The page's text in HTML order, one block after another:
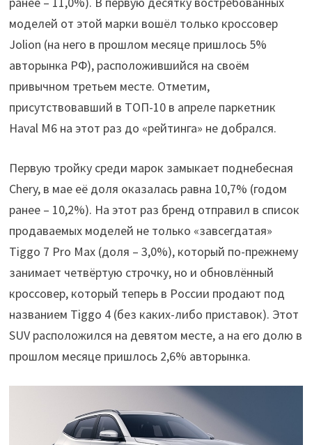
моделей от этой марки вошёл только кроссовер
Jolion (на него в прошлом месяце пришлось 5%
авторынка РФ), расположившийся на своём
привычном третьем месте. Отметим,
присутствовавший в ТОП-10 в апреле паркетник
Haval M6 на этот раз до «рейтинга» не добрался.
Первую тройку среди марок замыкает поднебесная
Chery, в мае её доля оказалась равна 10,7% (годом
ранее – 10,2%). На этот раз бренд отправил в список
продаваемых моделей не только «завсегдатая»
Tiggo 7 Pro Max (доля – 3,0%), который по-прежнему
занимает четвёртую строчку, но и обновлённый
кроссовер, который теперь в России продают под
названием Tiggo 4 (без каких-либо приставок). Этот
SUV расположился на девятом месте, а на его долю в
прошлом месяце пришлось 2,6% авторынка.